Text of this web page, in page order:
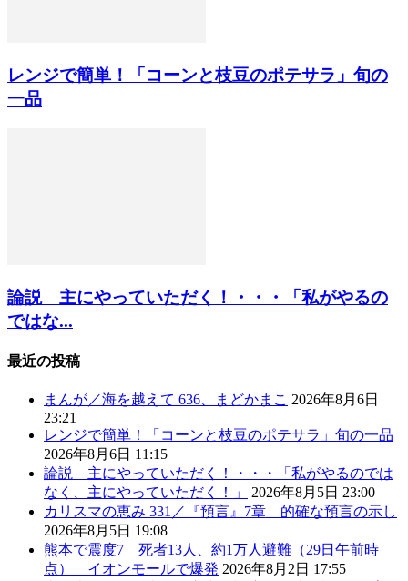
レンジで簡単！「コーンと枝豆のポテサラ」旬の
一品
論説 主にやっていただく！・・・「私がやるの
ではな...
最近の投稿
まんが／海を越えて 636、まどかまこ 2026年8月6日
23:21
レンジで簡単！「コーンと枝豆のポテサラ」旬の一品
2026年8月6日 11:15
論説 主にやっていただく！・・・「私がやるのでは
なく、主にやっていただく！」
2026年8月5日 23:00
カリスマの恵み 331／『預言』7章 的確な預言の示し
2026年8月5日 19:08
熊本で震度7 死者13人、約1万人避難（29日午前時
点） イオンモールで爆発 2026年8月2日 17:55